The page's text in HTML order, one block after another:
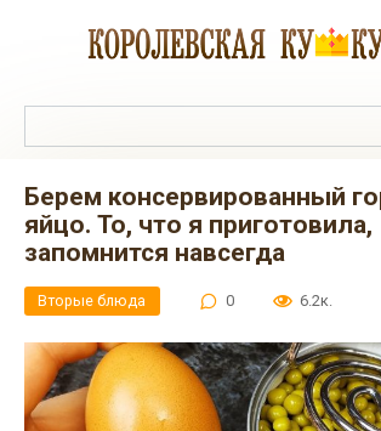
Берем консервированный горошек и 1
яйцо. То, что я приготовила,
запомнится навсегда
Вторые блюда 0 6.2к.